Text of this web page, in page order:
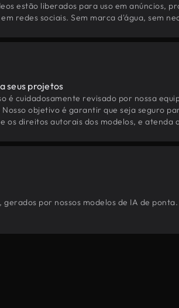
estão liberados para uso em anúncios,
redes sociais. Sem marca d'água, sem
seus projetos
é cuidadosamente revisado por nossa
objetivo é garantir que seja seguro
os direitos autorais dos modelos, e atenda
por nossos modelos de IA de